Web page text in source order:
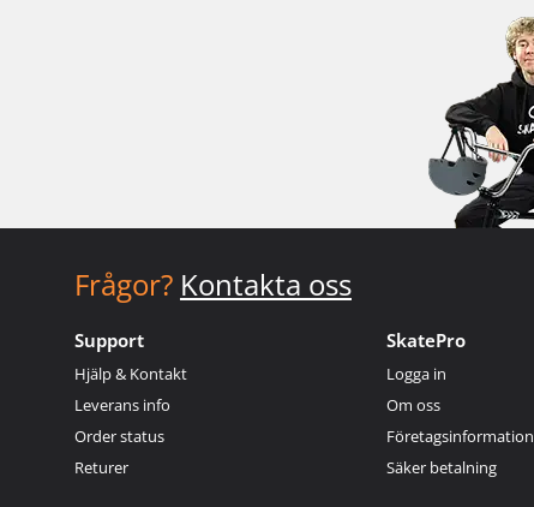
Frågor? Kontakta oss
Support
Hjälp & Kontakt
Leverans info
Order status
Returer
SkatePro
Logga in
Om oss
Företagsinformation
Säker betalning